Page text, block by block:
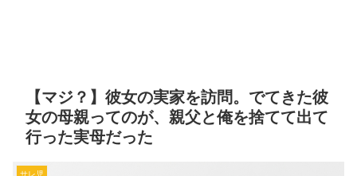
【マジ？】彼女の実家を訪問。でてきた彼
女の母親ってのが、親父と俺を捨てて出て
行った実母だった
サレ児